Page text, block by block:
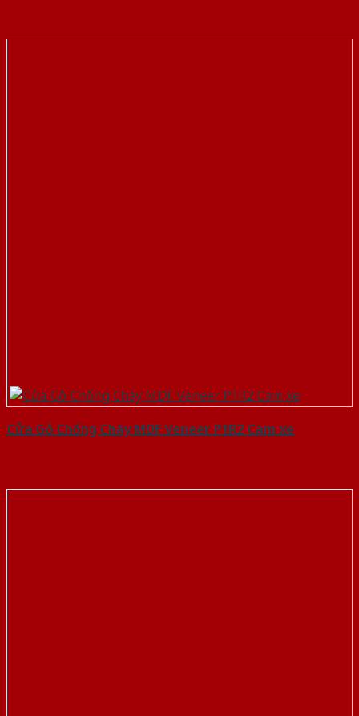
Cửa Gỗ Chống Cháy MDF Veneer P1R2 Cam xe